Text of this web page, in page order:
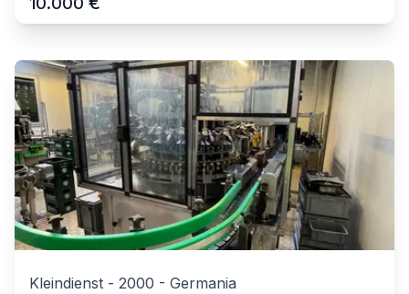
Kleindienst - 2000 - Germania